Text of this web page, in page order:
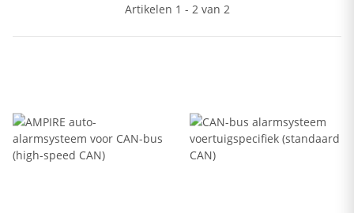
Artikelen 1 - 2 van 2